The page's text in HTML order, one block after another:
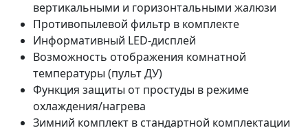
вертикальными и горизонтальными жалюзи
Противопылевой фильтр в комплекте
Информативный LED-дисплей
Возможность отображения комнатной
температуры (пульт ДУ)
Функция защиты от простуды в режиме
охлаждения/нагрева
Зимний комплект в стандартной комплектации